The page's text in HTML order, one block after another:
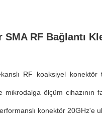
SMA RF Bağlantı
RF koaksiyel
ölçüm cihazının
konektör 20GHz'e